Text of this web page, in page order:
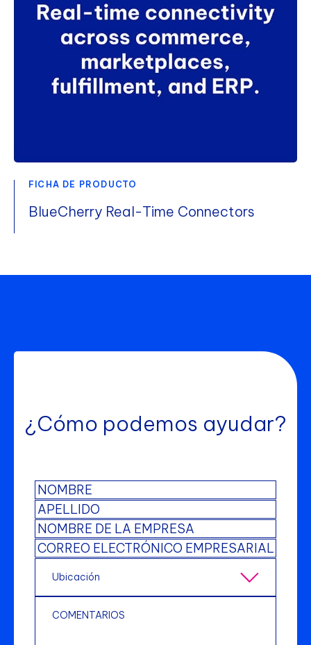
FICHA DE PRODUCTO
BlueCherry Real-Time Connectors
¿Cómo podemos ayudar?